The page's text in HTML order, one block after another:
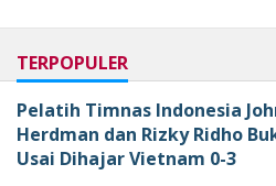
TERPOPULER
Pelatih Timnas Indonesia
Herdman dan Rizky Ridho
Usai Dihajar Vietnam 0-3